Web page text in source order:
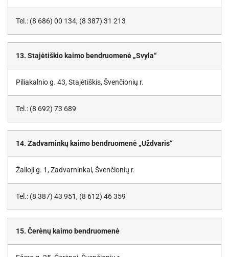
Tel.: (8 686) 00 134, (8 387) 31 213
13. Stajėtiškio kaimo bendruomenė „Svyla“
Piliakalnio g. 43, Stajėtiškis, Švenčionių r.
Tel.: (8 692) 73 689
14. Zadvarninkų kaimo bendruomenė „Uždvaris“
Žalioji g. 1, Zadvarninkai, Švenčionių r.
Tel.: (8 387) 43 951, (8 612) 46 359
15. Čerėnų kaimo bendruomenė